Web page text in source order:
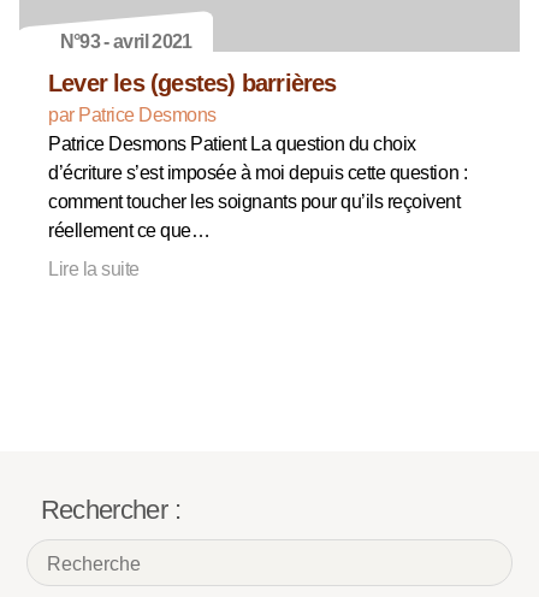
N°93 - avril 2021
Lever les (gestes) barrières
par Patrice Desmons
Patrice Desmons Patient La question du choix
d’écriture s’est imposée à moi depuis cette question :
comment toucher les soignants pour qu’ils reçoivent
réellement ce que…
Lire la suite
Rechercher :